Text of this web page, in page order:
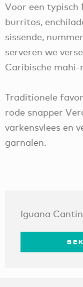
Voor een typisch
burritos,
sissende,
serveren we
Caribische mahi-
Traditionele
rode snapper
varkensvlees en
garnalen.
Iguana